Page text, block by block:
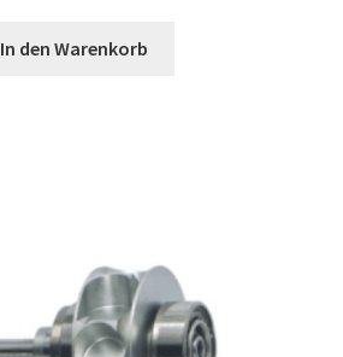
ist:
In den Warenkorb